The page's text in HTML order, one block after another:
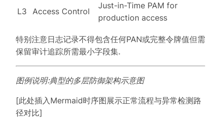
L3 Access Control
Just-in-Time PAM for
production access
特别注意日志记录不得包含任何PAN或完整令牌值但需
保留审计追踪所需最小字段集.
图例说明:典型的多层防御架构示意图
[此处插入Mermaid时序图展示正常流程与异常检测路
径对比]